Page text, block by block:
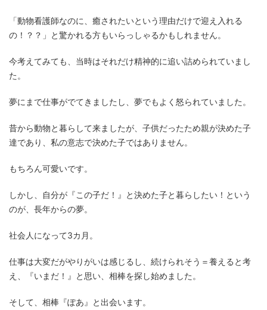
「動物看護師なのに、癒されたいという理由だけで迎え入れる
の！？？」と驚かれる方もいらっしゃるかもしれません。
今考えてみても、当時はそれだけ精神的に追い詰められていまし
た。
夢にまで仕事がでてきましたし、夢でもよく怒られていました。
昔から動物と暮らして来ましたが、子供だったため親が決めた子
達であり、私の意志で決めた子ではありません。
もちろん可愛いです。
しかし、自分が『この子だ！』と決めた子と暮らしたい！という
のが、長年からの夢。
社会人になって3カ月。
仕事は大変だがやりがいは感じるし、続けられそう＝養えると考
え、『いまだ！』と思い、相棒を探し始めました。
そして、相棒『ぽあ』と出会います。